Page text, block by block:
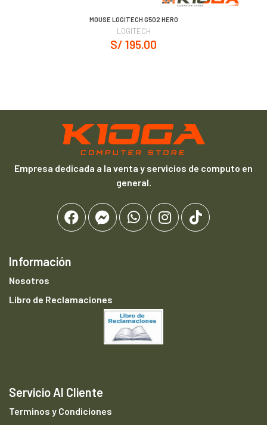
MOUSE LOGITECH G502 HERO
LOGITECH
S/ 195.00
Empresa dedicada a la venta y servicios de computo en
general.
Información
Nosotros
Libro de Reclamaciones
Servicio Al Cliente
Terminos y Condiciones